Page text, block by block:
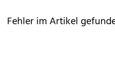
Fehler im Artikel